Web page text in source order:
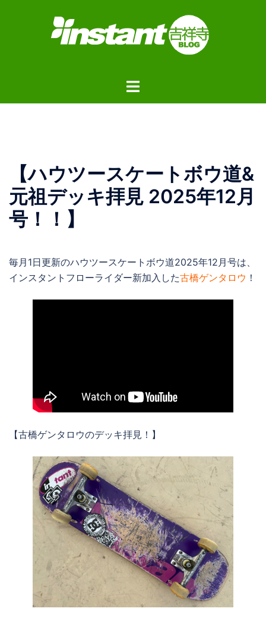
ト
ー
【ハウツースケートボウ道&
元祖デッキ拝見 2025年12月
号！！】
毎月1日更新のハウツースケートボウ道2025年12月号は、
インスタントフローライダー新加入した古橋ゲンタロウ ！
【古橋ゲンタロウのデッキ拝見！】